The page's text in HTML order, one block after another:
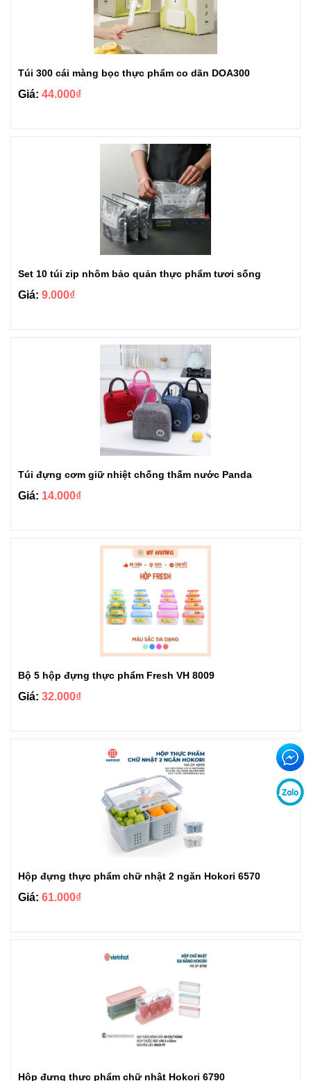
Túi 300 cái màng bọc thực phẩm co dãn DOA300
Giá: 44.000₫
Set 10 túi zip nhôm bảo quản thực phẩm tươi sống
Giá: 9.000₫
Túi đựng cơm giữ nhiệt chống thấm nước Panda
Giá: 14.000₫
Bộ 5 hộp đựng thực phẩm Fresh VH 8009
Giá: 32.000₫
Hộp đựng thực phẩm chữ nhật 2 ngăn Hokori 6570
Giá: 61.000₫
Hộp đựng thực phẩm chữ nhật Hokori 6790